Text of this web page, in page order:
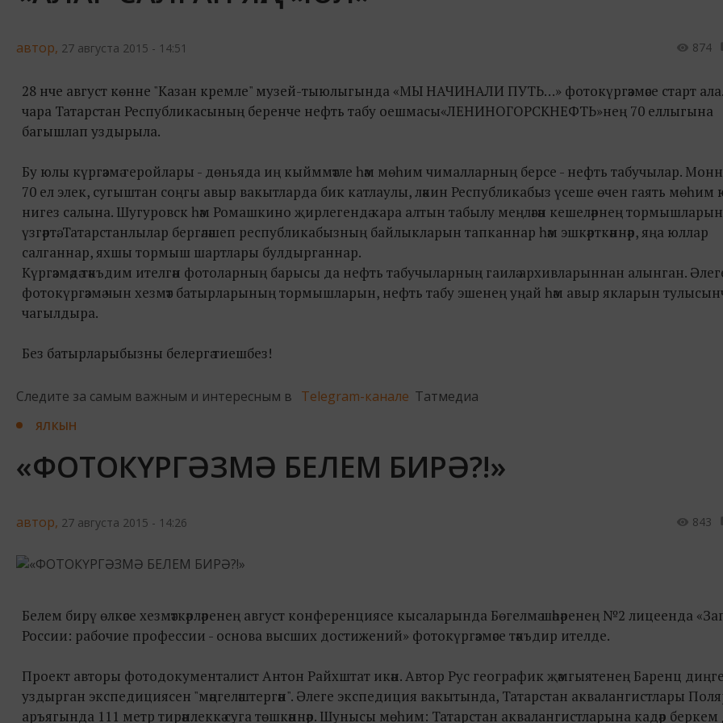
автор, 27 августа 2015 - 14:51 874
28 нче август көнне "Казан кремле" музей-тыюлыгында «МЫ НАЧИНАЛИ ПУТЬ…» фотокүргәзмәсе старт
чара Татарстан Республикасының беренче нефть табу оешмасы«ЛЕНИНОГОРСКНЕФТЬ»нең 70 еллыгына
багышлап уздырыла.
Бу юлы күргәзмә геройлары - дөньяда иң кыйммәтле һәм мөһим чималларның берсе - нефть табучылар.
70 ел элек, сугыштан соңгы авыр вакытларда бик катлаулы, ләкин Республикабыз үсеше өчен гаять мөһим
нигез салына. Шугуровск һәм Ромашкино җирлегендә кара алтын табылу меңләгән кешеләрнең тормышларын
үзгәртә. Татарстанлылар бергәләшеп республикабызның байлыкларын тапканнар һәм эшкәрткәннәр, яңа юллар
салганнар, яхшы тормыш шартлары булдырганнар.
Күргәзмәдә тәкъдим ителгән фотоларның барысы да нефть табучыларның гаилә архивларыннан алынган.
фотокүргәзмә чын хезмәт батырларының тормышларын, нефть табу эшенең уңай һәм авыр якларын
чагылдыра.
Без батырларыбызны белергә тиешбез!
Следите за самым важным и интересным в Telegram-канале Татмедиа
ЯЛКЫН
«ФОТОКҮРГӘЗМӘ БЕЛЕМ БИРӘ?!»
автор, 27 августа 2015 - 14:26 843
Белем бирү өлкәсе хезмәткәрләренең август конференциясе кысаларында Бөгелмә шәһәренең №2 лицеенда
России: рабочие профессии - основа высших достижений» фотокүргәзмәсе тәкъдир ителде.
Проект авторы фотодокументалист Антон Райхштат икән. Автор Рус географик җәмгыятенең Баренц
уздырган экспедициясен "мәңгеләштергән". Әлеге экспедиция вакытында, Татарстан аквалангистлары
аръягында 111 метр тирәнлеккә суга төшкәннәр. Шунысы мөһим: Татарстан аквалангистларына кадәр беркем